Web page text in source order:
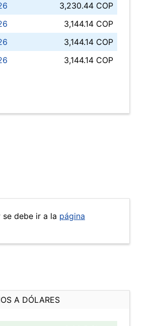
3,230.44 COP
3,144.14 COP
3,144.14 COP
3,144.14 COP
debe ir a la página
A DÓLARES